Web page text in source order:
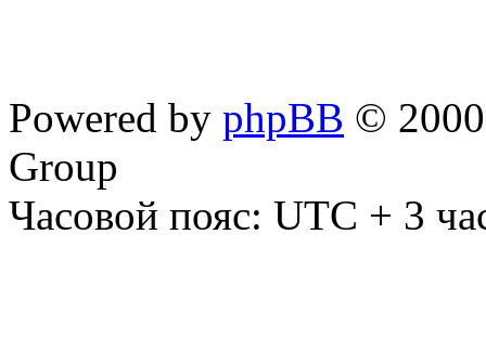
Powered by phpBB ©
Group
Часовой пояс: UTC + 3